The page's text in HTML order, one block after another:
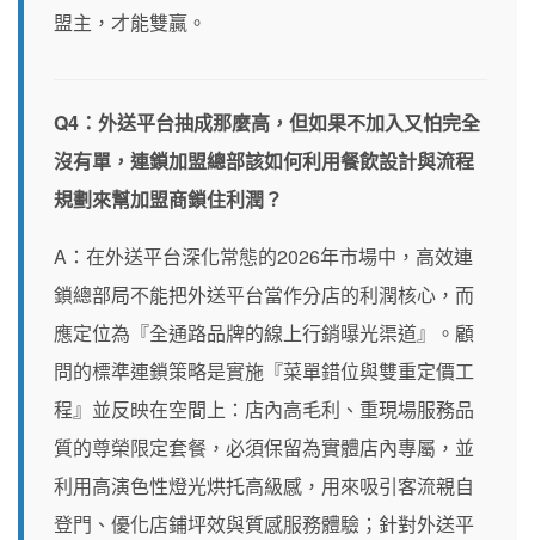
盟主，才能雙贏。
Q4：外送平台抽成那麼高，但如果不加入又怕完全
沒有單，連鎖加盟總部該如何利用餐飲設計與流程
規劃來幫加盟商鎖住利潤？
A：在外送平台深化常態的2026年市場中，高效連
鎖總部局不能把外送平台當作分店的利潤核心，而
應定位為『全通路品牌的線上行銷曝光渠道』。顧
問的標準連鎖策略是實施『菜單錯位與雙重定價工
程』並反映在空間上：店內高毛利、重現場服務品
質的尊榮限定套餐，必須保留為實體店內專屬，並
利用高演色性燈光烘托高級感，用來吸引客流親自
登門、優化店鋪坪效與質感服務體驗；針對外送平